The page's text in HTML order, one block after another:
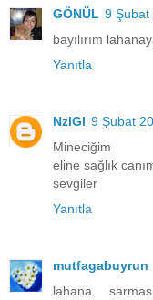
GÖNÜL 9 Şubat
bayılırım
Yanıtla
NzlGl 9 Şubat
Mineciğim
eline sağlık
sevgiler
Yanıtla
mutfagabuyrun
lahana